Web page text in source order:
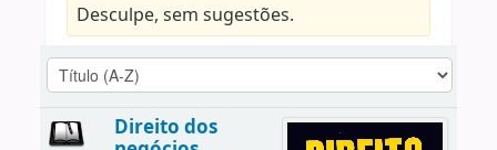
Desculpe, sem sugestões.
Direito dos